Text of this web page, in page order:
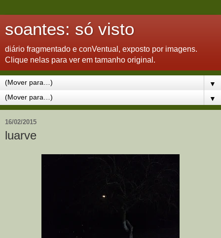
soantes: só visto
diário fragmentado e conVentual, exposto por imagens.
Clique nelas para ver em tamanho original.
▼
▼
16/02/2015
luarve